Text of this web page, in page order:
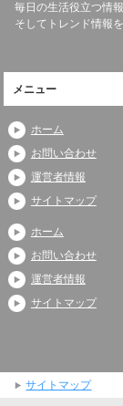
毎日の生活役立つ情
そしてトレンド情報
メニュー
ホーム
お問い合わせ
運営者情報
サイトマップ
ホーム
お問い合わせ
運営者情報
サイトマップ
サイトマップ